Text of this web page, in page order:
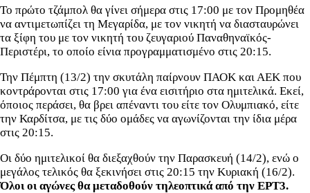
Το πρώτο τζάμπολ θα γίνει σήμερα στις 17:00 με τον Προμηθέα
να αντιμετωπίζει τη Μεγαρίδα, με τον νικητή να διασταυρώνει
τα ξίφη του με τον νικητή του ζευγαριού Παναθηναϊκός-
Περιστέρι, το οποίο είνια προγραμματισμένο στις 20:15.
Την Πέμπτη (13/2) την σκυτάλη παίρνουν ΠΑΟΚ και ΑΕΚ που
κοντράρονται στις 17:00 για ένα εισιτήριο στα ημιτελικά. Εκεί,
όποιος περάσει, θα βρει απέναντι του είτε τον Ολυμπιακό, είτε
την Καρδίτσα, με τις δύο ομάδες να αγωνίζονται την ίδια μέρα
στις 20:15.
Οι δύο ημιτελικοί θα διεξαχθούν την Παρασκευή (14/2), ενώ ο
μεγάλος τελικός θα ξεκινήσει στις 20:15 την Κυριακή (16/2).
Όλοι οι αγώνες θα μεταδοθούν τηλεοπτικά από την ΕΡΤ3.